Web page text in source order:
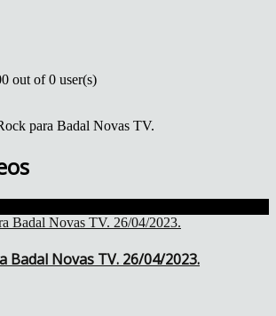
out of 0 user(s)
para Badal Novas TV.
Badal Novas TV. 26/04/2023.